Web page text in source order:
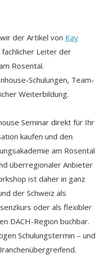
der Artikel von Kay
fachlicher Leiter der
Rosental.
Schulungen, Team-
Weiterbildung.
Seminar direkt für Ihr
kaufen und den
am Rosental
überregionaler Anbieter
ist daher in ganz
der Schweiz als
oder als flexibler
DACH-Region buchbar.
Schulungstermin – und